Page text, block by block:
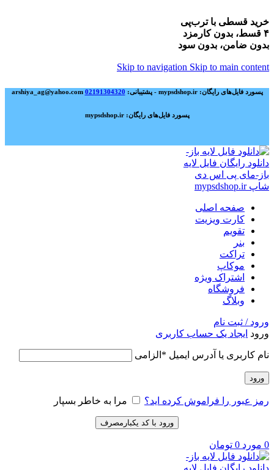
خرید قسطی با ترب‌پی
۴ قسط، بدون کارمزد
بدون ضامن، بدون سود
Skip to navigation Skip to main content
پسورد فایل‌های رایگان: mypsdshop.ir - پشتیبانی: arshiya_ag@yahoo.com 02191304320
پسورد فایل‌های رایگان: mypsdshop.ir
صفحه اصلی
کارت ویزیت
تقویم
بنر
تراکت
موکاپ
اشتراک ویژه
فروشگاه
وبلاگ
ورود / ثبت نام
ورود ایجاد یک حساب کاربری
نام کاربری یا آدرس ایمیل * الزامی
ورود
رمز عبور را فراموش کرده اید؟ مرا به خاطر بسپار
ورود با کد یکبارمصرف
0 مورد 0 تومان